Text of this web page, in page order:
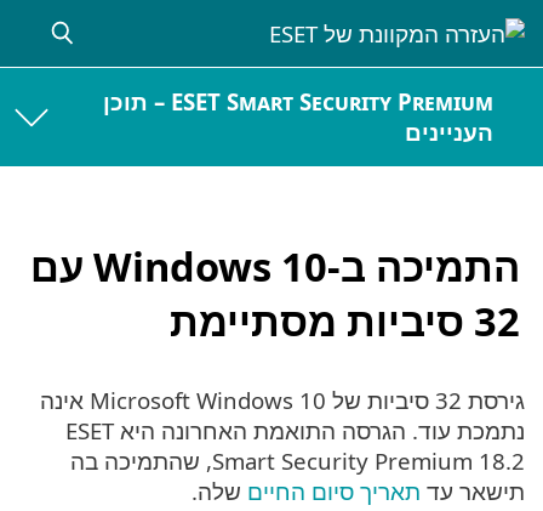
ESET Smart Security Premium – תוכן
העניינים
התמיכה ב-Windows 10 עם
32 סיביות מסתיימת
גירסת 32 סיביות של Microsoft Windows 10 אינה
נתמכת עוד. הגרסה התואמת האחרונה היא ESET
Smart Security Premium 18.2, שהתמיכה בה
תישאר עד תאריך סיום החיים שלה.